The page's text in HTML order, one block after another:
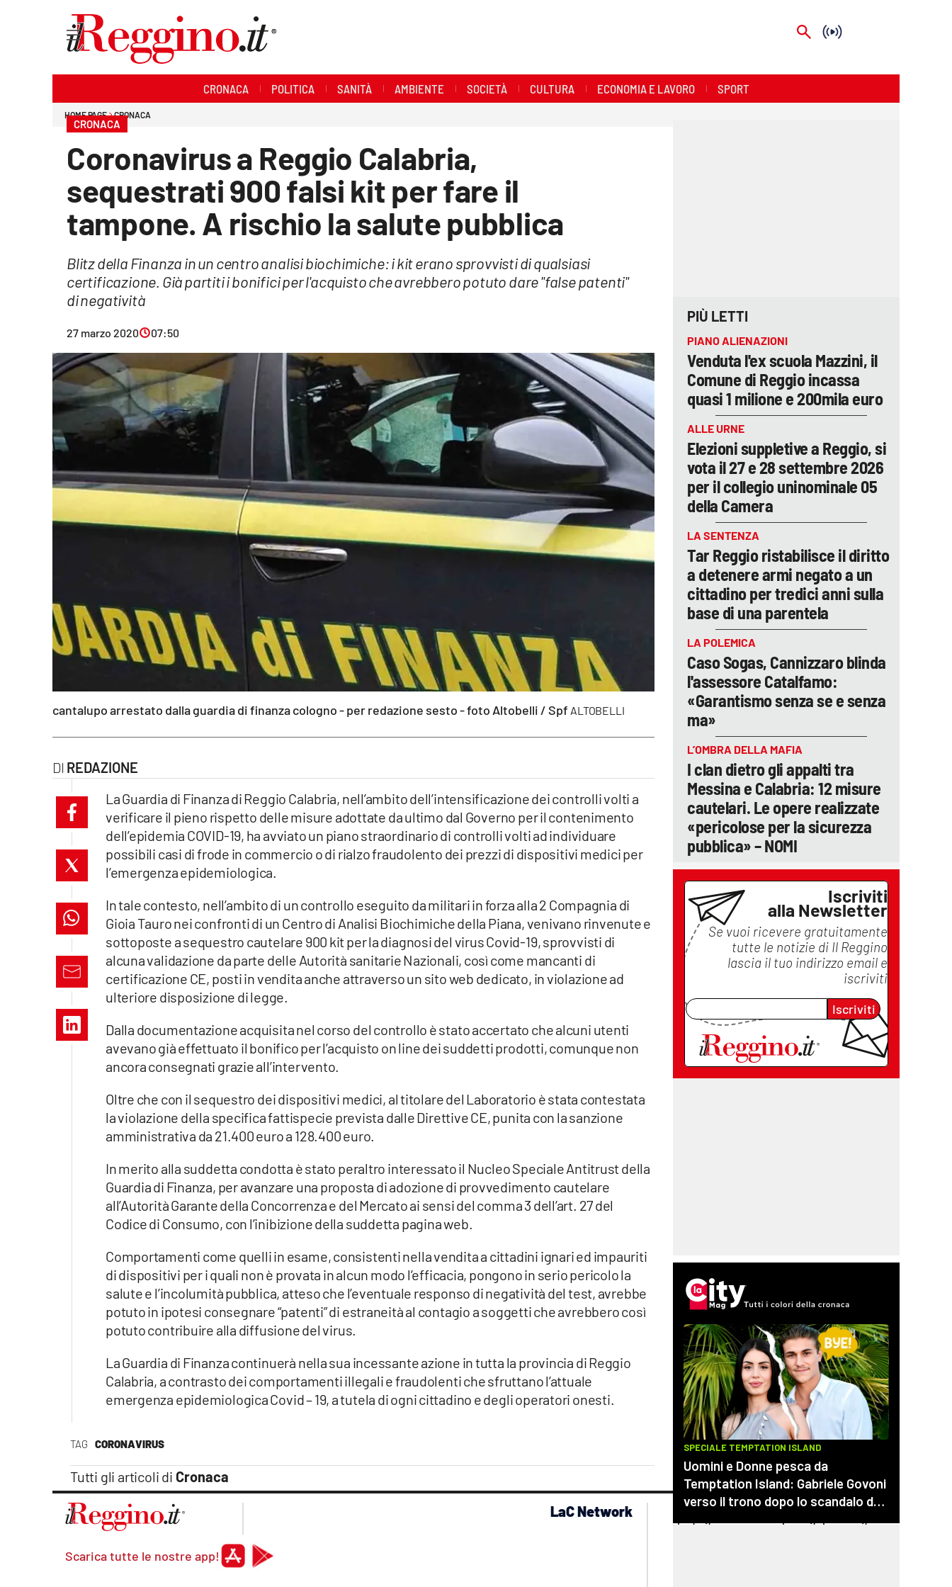
Economia e lavoro
Lac Network
catanzarochannel.it
Vai
CRONACA POLITICA SANITÀ AMBIENTE SOCIETÀ CULTURA ECONOMIA E LAVORO SPORT
HOME PAGE CRONACA
CRONACA
Coronavirus a Reggio Calabria,
sequestrati 900 falsi kit per fare il
tampone. A rischio la salute pubblica
cantalupo arrestato dalla guardia di finanza cologno - per redazione sesto - foto Altobelli / Spf ALTOBELLI
Blitz della Finanza in un centro analisi biochimiche: i kit erano sprovvisti di qualsiasi
certificazione. Già partiti i bonifici per l'acquisto che avrebbero potuto dare "false patenti"
di negatività
27 marzo 2020 07:50
REDAZIONE
TAG CORONAVIRUS
Tutti gli articoli di Cronaca
La Guardia di Finanza di Reggio Calabria, nell’ambito dell’intensificazione dei controlli volti a
verificare il pieno rispetto delle misure adottate da ultimo dal Governo per il contenimento
dell’epidemia COVID-19, ha avviato un piano straordinario di controlli volti ad individuare
possibili casi di frode in commercio o di rialzo fraudolento dei prezzi di dispositivi medici per
l’emergenza epidemiologica.
In tale contesto, nell’ambito di un controllo eseguito da militari in forza alla 2 Compagnia di
Gioia Tauro nei confronti di un Centro di Analisi Biochimiche della Piana, venivano rinvenute e
sottoposte a sequestro cautelare 900 kit per la diagnosi del virus Covid-19, sprovvisti di
alcuna validazione da parte delle Autorità sanitarie Nazionali, così come mancanti di
certificazione CE, posti in vendita anche attraverso un sito web dedicato, in violazione ad
ulteriore disposizione di legge.
Dalla documentazione acquisita nel corso del controllo è stato accertato che alcuni utenti
avevano già effettuato il bonifico per l’acquisto on line dei suddetti prodotti, comunque non
ancora consegnati grazie all’intervento.
Oltre che con il sequestro dei dispositivi medici, al titolare del Laboratorio è stata contestata
la violazione della specifica fattispecie prevista dalle Direttive CE, punita con la sanzione
amministrativa da 21.400 euro a 128.400 euro.
In merito alla suddetta condotta è stato peraltro interessato il Nucleo Speciale Antitrust della
Guardia di Finanza, per avanzare una proposta di adozione di provvedimento cautelare
all’Autorità Garante della Concorrenza e del Mercato ai sensi del comma 3 dell’art. 27 del
Codice di Consumo, con l’inibizione della suddetta pagina web.
Comportamenti come quelli in esame, consistenti nella vendita a cittadini ignari ed impauriti
di dispositivi per i quali non è provata in alcun modo l’efficacia, pongono in serio pericolo la
salute e l’incolumità pubblica, atteso che l’eventuale responso di negatività del test, avrebbe
potuto in ipotesi consegnare “patenti” di estraneità al contagio a soggetti che avrebbero così
potuto contribuire alla diffusione del virus.
La Guardia di Finanza continuerà nella sua incessante azione in tutta la provincia di Reggio
Calabria, a contrasto dei comportamenti illegali e fraudolenti che sfruttano l’attuale
emergenza epidemiologica Covid – 19, a tutela di ogni cittadino e degli operatori onesti.
PIÙ LETTI
PIANO ALIENAZIONI
Venduta l'ex scuola Mazzini, il
Comune di Reggio incassa
quasi 1 milione e 200mila euro
ALLE URNE
Elezioni suppletive a Reggio, si
vota il 27 e 28 settembre 2026
per il collegio uninominale 05
della Camera
LA SENTENZA
Tar Reggio ristabilisce il diritto
a detenere armi negato a un
cittadino per tredici anni sulla
base di una parentela
LA POLEMICA
Caso Sogas, Cannizzaro blinda
l'assessore Catalfamo:
«Garantismo senza se e senza
ma»
L’OMBRA DELLA MAFIA
I clan dietro gli appalti tra
Messina e Calabria: 12 misure
cautelari. Le opere realizzate
«pericolose per la sicurezza
pubblica» – NOMI
Iscriviti
alla Newsletter
Se vuoi ricevere gratuitamente
tutte le notizie di Il Reggino
lascia il tuo indirizzo email e
iscriviti
Iscriviti
Scarica tutte le nostre app!
LaC Network
lacplay.it
lactv.it
lacitymag.it
lacapitalenews.it